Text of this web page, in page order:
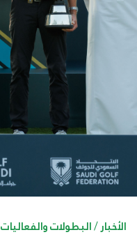
الأخبار/البطولات والفعاليات